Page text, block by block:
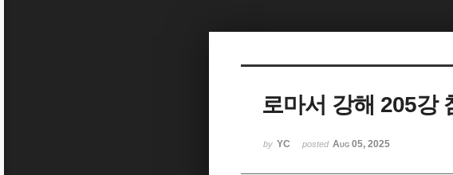
로마서 강해 205강
by YC posted Aug 05, 2025
Sketchbook5, 스케치북5